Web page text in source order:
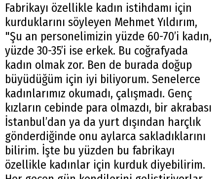
Fabrikayı özellikle kadın istihdamı için
kurduklarını söyleyen Mehmet Yıldırım,
"Şu an personelimizin yüzde 60-70’i kadın,
yüzde 30-35’i ise erkek. Bu coğrafyada
kadın olmak zor. Ben de burada doğup
büyüdüğüm için iyi biliyorum. Senelerce
kadınlarımız okumadı, çalışmadı. Genç
kızların cebinde para olmazdı, bir akrabası
İstanbul’dan ya da yurt dışından harçlık
gönderdiğinde onu aylarca sakladıklarını
bilirim. İşte bu yüzden bu fabrikayı
özellikle kadınlar için kurduk diyebilirim.